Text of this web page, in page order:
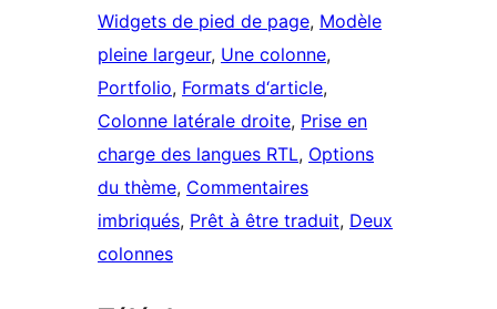
Widgets de pied de page, Modèle
pleine largeur, Une colonne
Portfolio, Formats d‘article
Colonne latérale droite, Prise en
charge des langues RTL, Options
du thème, Commentaires
imbriqués, Prêt à être traduit, Deux
colonnes